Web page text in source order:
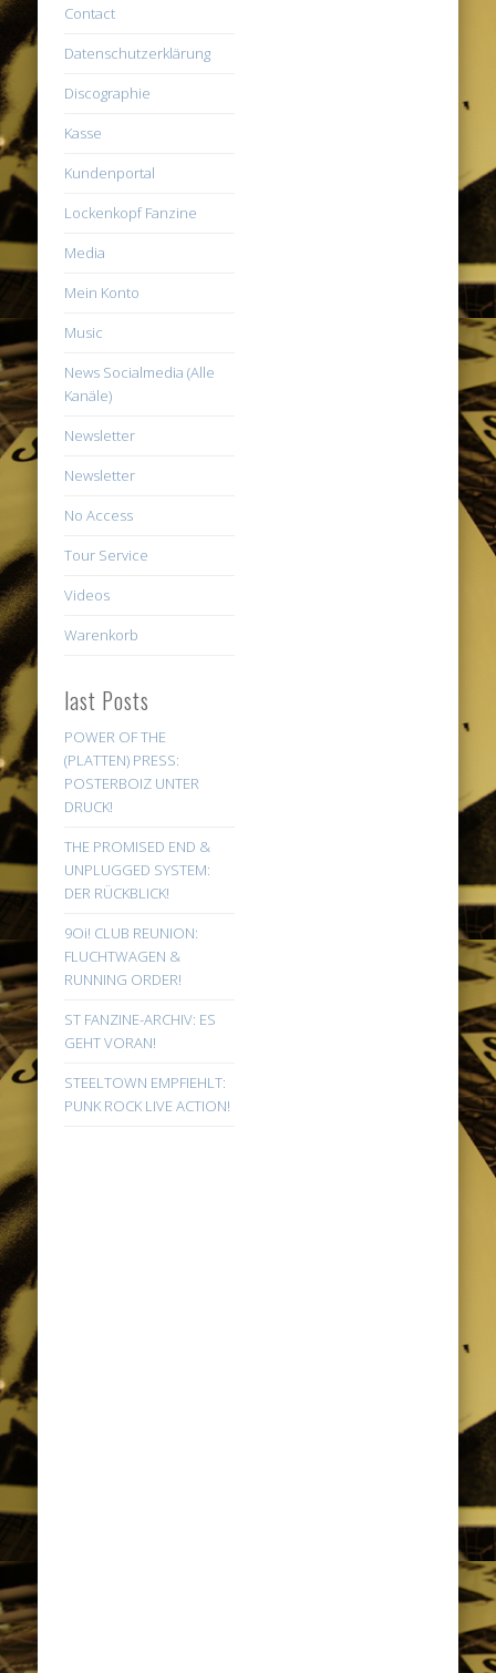
Contact
Datenschutzerklärung
Discographie
Kasse
Kundenportal
Lockenkopf Fanzine
Media
Mein Konto
Music
News Socialmedia (Alle
Kanäle)
Newsletter
Newsletter
No Access
Tour Service
Videos
Warenkorb
last Posts
POWER OF THE
(PLATTEN) PRESS:
POSTERBOIZ UNTER
DRUCK!
THE PROMISED END &
UNPLUGGED SYSTEM:
DER RÜCKBLICK!
9Oi! CLUB REUNION:
FLUCHTWAGEN &
RUNNING ORDER!
ST FANZINE-ARCHIV: ES
GEHT VORAN!
STEELTOWN EMPFIEHLT:
PUNK ROCK LIVE ACTION!